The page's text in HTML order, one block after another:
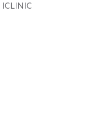
ICLINIC